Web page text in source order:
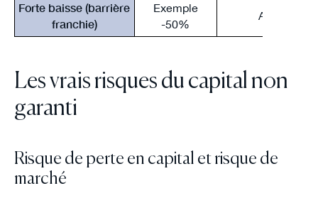
Forte baisse (barrière
franchie)
Exemple
-50%
Aucun
Les vrais risques du capital non
garanti
Risque de perte en capital et risque de
marché